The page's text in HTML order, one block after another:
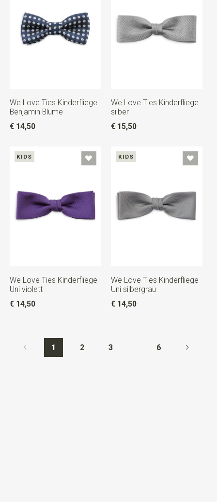
We Love Ties Kinderfliege
Benjamin Blume
€ 14,50
We Love Ties Kinderfliege
silber
€ 15,50
KIDS
We Love Ties Kinderfliege
Uni violett
€ 14,50
KIDS
We Love Ties Kinderfliege
Uni silbergrau
€ 14,50
1 2 3 6